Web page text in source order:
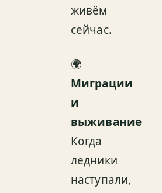
живём
сейчас.
🌍
Миграции
и
выживание
Когда
ледники
наступали,